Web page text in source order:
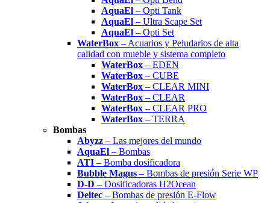
AquaEl – Opti Tank
AquaEl – Ultra Scape Set
AquaEl – Opti Set
WaterBox – Acuarios y Peludarios de alta
calidad con mueble y sistema completo
WaterBox – EDEN
WaterBox – CUBE
WaterBox – CLEAR MINI
WaterBox – CLEAR
WaterBox – CLEAR PRO
WaterBox – TERRA
Bombas
Abyzz – Las mejores del mundo
AquaEl – Bombas
ATI – Bomba dosificadora
Bubble Magus – Bombas de presión Serie WP
D-D – Dosificadoras H2Ocean
Deltec – Bombas de presión E-Flow